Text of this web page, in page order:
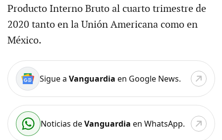
Producto Interno Bruto al cuarto trimestre de
2020 tanto en la Unión Americana como en
México.
Sigue a Vanguardia en Google News.
Noticias deVanguardia en WhatsApp.